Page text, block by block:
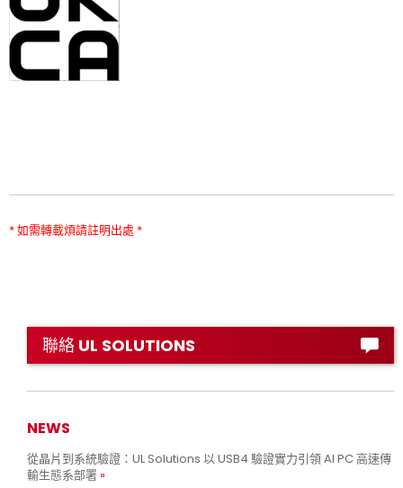
* 如需轉載煩請註明出處 *
聯絡 UL SOLUTIONS
NEWS
從晶片到系統驗證：UL Solutions 以 USB4 驗證實力引領 AI PC 高速傳
輸生態系部署